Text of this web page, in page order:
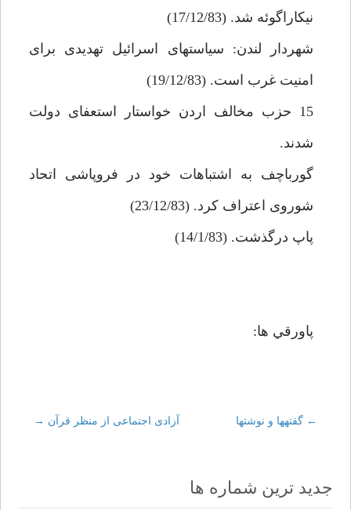
نيكاراگوئه شد. (17/12/83)
شهردار لندن: سياست‏هاى اسرائيل تهديدى براى
امنيت غرب است. (19/12/83)
15 حزب مخالف اردن خواستار استعفاى دولت
شدند.
گورباچف به اشتباهات خود در فروپاشى اتحاد
شوروى اعتراف كرد. (23/12/83)
پاپ درگذشت. (14/1/83)
پاورقي ها:
Post
navigation
← گفته‏ها و نوشتها آزادى اجتماعى از منظر قرآن‏ →
جدید ترین شماره ها